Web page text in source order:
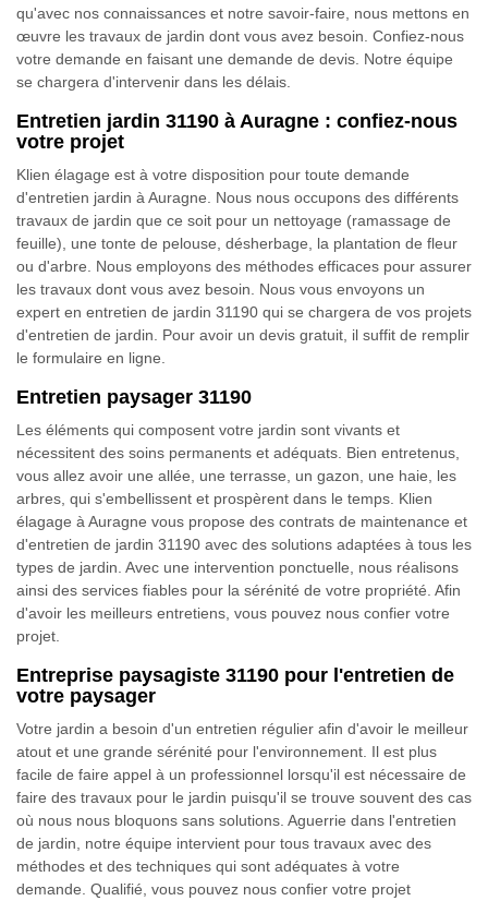
qu'avec nos connaissances et notre savoir-faire, nous mettons en
œuvre les travaux de jardin dont vous avez besoin. Confiez-nous
votre demande en faisant une demande de devis. Notre équipe
se chargera d'intervenir dans les délais.
Entretien jardin 31190 à Auragne : confiez-nous
votre projet
Klien élagage est à votre disposition pour toute demande
d'entretien jardin à Auragne. Nous nous occupons des différents
travaux de jardin que ce soit pour un nettoyage (ramassage de
feuille), une tonte de pelouse, désherbage, la plantation de fleur
ou d'arbre. Nous employons des méthodes efficaces pour assurer
les travaux dont vous avez besoin. Nous vous envoyons un
expert en entretien de jardin 31190 qui se chargera de vos projets
d'entretien de jardin. Pour avoir un devis gratuit, il suffit de remplir
le formulaire en ligne.
Entretien paysager 31190
Les éléments qui composent votre jardin sont vivants et
nécessitent des soins permanents et adéquats. Bien entretenus,
vous allez avoir une allée, une terrasse, un gazon, une haie, les
arbres, qui s'embellissent et prospèrent dans le temps. Klien
élagage à Auragne vous propose des contrats de maintenance et
d'entretien de jardin 31190 avec des solutions adaptées à tous les
types de jardin. Avec une intervention ponctuelle, nous réalisons
ainsi des services fiables pour la sérénité de votre propriété. Afin
d'avoir les meilleurs entretiens, vous pouvez nous confier votre
projet.
Entreprise paysagiste 31190 pour l'entretien de
votre paysager
Votre jardin a besoin d'un entretien régulier afin d'avoir le meilleur
atout et une grande sérénité pour l'environnement. Il est plus
facile de faire appel à un professionnel lorsqu'il est nécessaire de
faire des travaux pour le jardin puisqu'il se trouve souvent des cas
où nous nous bloquons sans solutions. Aguerrie dans l'entretien
de jardin, notre équipe intervient pour tous travaux avec des
méthodes et des techniques qui sont adéquates à votre
demande. Qualifié, vous pouvez nous confier votre projet